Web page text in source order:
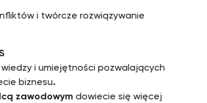
i twórcze rozwiązywanie
i umiejętności pozwalających
biznesu.
zawodowym dowiecie się więcej